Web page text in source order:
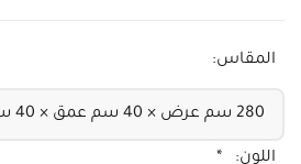
المقاس:
اللون: *